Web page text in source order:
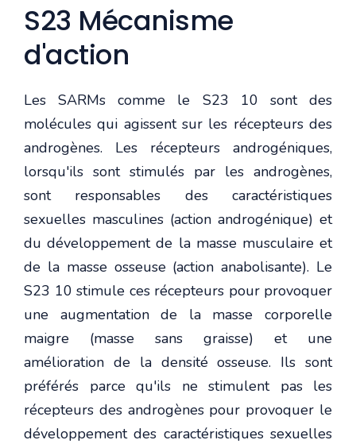
S23 Mécanisme
d'action
Les SARMs comme le S23 10 sont des
molécules qui agissent sur les récepteurs des
androgènes. Les récepteurs androgéniques,
lorsqu'ils sont stimulés par les androgènes,
sont responsables des caractéristiques
sexuelles masculines (action androgénique) et
du développement de la masse musculaire et
de la masse osseuse (action anabolisante). Le
S23 10 stimule ces récepteurs pour provoquer
une augmentation de la masse corporelle
maigre (masse sans graisse) et une
amélioration de la densité osseuse. Ils sont
préférés parce qu'ils ne stimulent pas les
récepteurs des androgènes pour provoquer le
développement des caractéristiques sexuelles